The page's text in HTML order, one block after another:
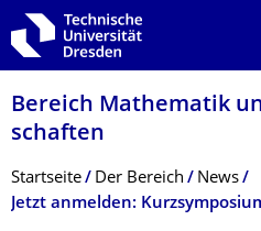
Zur Hauptnavigation springen
Zur Suche springen
Zum Inhalt springen
Bereich Mathematik
schaften
Breadcrumb-Menü
Startseite Der­ ­­­Bereich
News